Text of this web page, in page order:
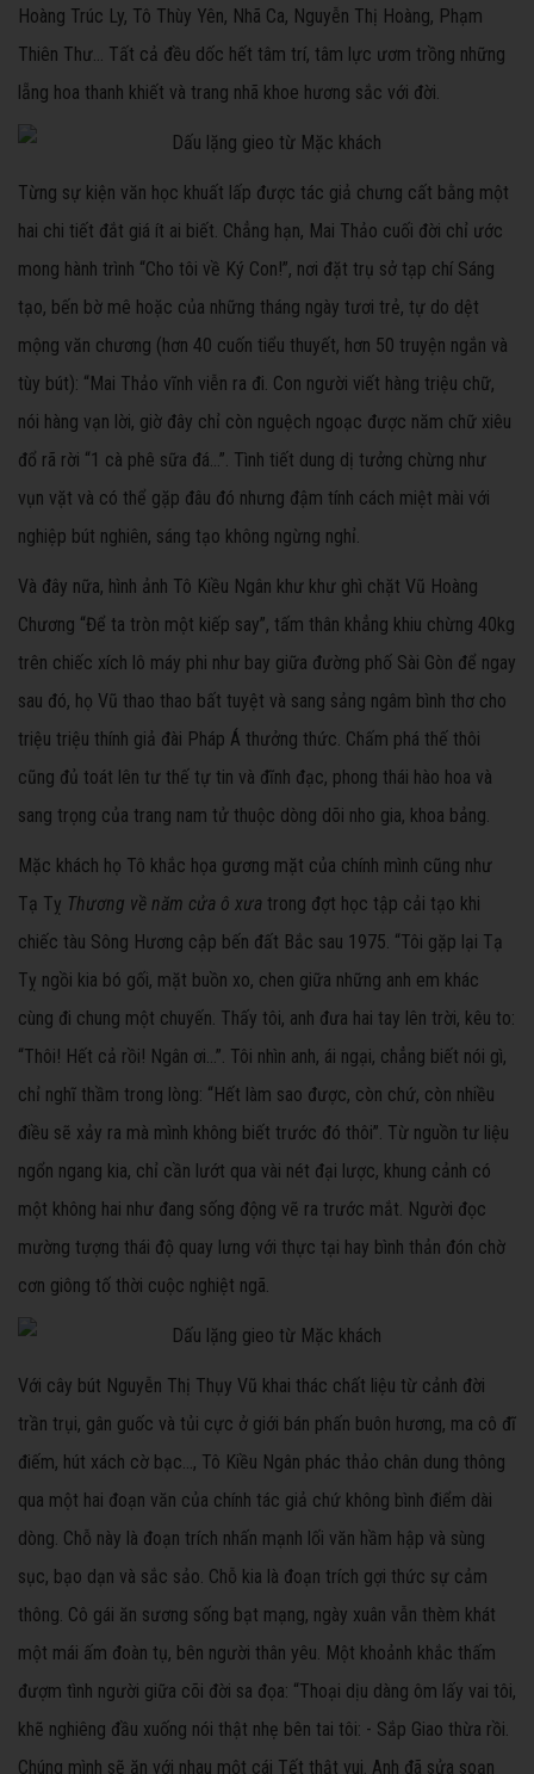
Hoàng Trúc Ly, Tô Thùy Yên, Nhã Ca, Nguyễn Thị Hoàng, Phạm
Thiên Thư... Tất cả đều dốc hết tâm trí, tâm lực ươm trồng những
lẵng hoa thanh khiết và trang nhã khoe hương sắc với đời.
Từng sự kiện văn học khuất lấp được tác giả chưng cất bằng một
hai chi tiết đắt giá ít ai biết. Chẳng hạn, Mai Thảo cuối đời chỉ ước
mong hành trình “Cho tôi về Ký Con!”, nơi đặt trụ sở tạp chí Sáng
tạo, bến bờ mê hoặc của những tháng ngày tươi trẻ, tự do dệt
mộng văn chương (hơn 40 cuốn tiểu thuyết, hơn 50 truyện ngắn và
tùy bút): “Mai Thảo vĩnh viễn ra đi. Con người viết hàng triệu chữ,
nói hàng vạn lời, giờ đây chỉ còn nguệch ngoạc được năm chữ xiêu
đổ rã rời “1 cà phê sữa đá...”. Tình tiết dung dị tưởng chừng như
vụn vặt và có thể gặp đâu đó nhưng đậm tính cách miệt mài với
nghiệp bút nghiên, sáng tạo không ngừng nghỉ.
Và đây nữa, hình ảnh Tô Kiều Ngân khư khư ghì chặt Vũ Hoàng
Chương “Để ta tròn một kiếp say”, tấm thân khẳng khiu chừng 40kg
trên chiếc xích lô máy phi như bay giữa đường phố Sài Gòn để ngay
sau đó, họ Vũ thao thao bất tuyệt và sang sảng ngâm bình thơ cho
triệu triệu thính giả đài Pháp Á thưởng thức. Chấm phá thế thôi
cũng đủ toát lên tư thế tự tin và đĩnh đạc, phong thái hào hoa và
sang trọng của trang nam tử thuộc dòng dõi nho gia, khoa bảng.
Mặc khách họ Tô khắc họa gương mặt của chính mình cũng như
Tạ Tỵ Thương về năm cửa ô xưa trong đợt học tập cải tạo khi
chiếc tàu Sông Hương cập bến đất Bắc sau 1975. “Tôi gặp lại Tạ
Tỵ ngồi kia bó gối, mặt buồn xo, chen giữa những anh em khác
cùng đi chung một chuyến. Thấy tôi, anh đưa hai tay lên trời, kêu to:
“Thôi! Hết cả rồi! Ngân ơi...”. Tôi nhìn anh, ái ngại, chẳng biết nói gì,
chỉ nghĩ thầm trong lòng: “Hết làm sao được, còn chứ, còn nhiều
điều sẽ xảy ra mà mình không biết trước đó thôi”. Từ nguồn tư liệu
ngổn ngang kia, chỉ cần lướt qua vài nét đại lược, khung cảnh có
một không hai như đang sống động vẽ ra trước mắt. Người đọc
mường tượng thái độ quay lưng với thực tại hay bình thản đón chờ
cơn giông tố thời cuộc nghiệt ngã.
Với cây bút Nguyễn Thị Thụy Vũ khai thác chất liệu từ cảnh đời
trần trụi, gân guốc và tủi cực ở giới bán phấn buôn hương, ma cô đĩ
điếm, hút xách cờ bạc..., Tô Kiều Ngân phác thảo chân dung thông
qua một hai đoạn văn của chính tác giả chứ không bình điểm dài
dòng. Chỗ này là đoạn trích nhấn mạnh lối văn hầm hập và sùng
sục, bạo dạn và sắc sảo. Chỗ kia là đoạn trích gợi thức sự cảm
thông. Cô gái ăn sương sống bạt mạng, ngày xuân vẫn thèm khát
một mái ấm đoàn tụ, bên người thân yêu. Một khoảnh khắc thấm
đượm tình người giữa cõi đời sa đọa: “Thoại dịu dàng ôm lấy vai tôi,
khẽ nghiêng đầu xuống nói thật nhẹ bên tai tôi: - Sắp Giao thừa rồi.
Chúng mình sẽ ăn với nhau một cái Tết thật vui. Anh đã sửa soạn